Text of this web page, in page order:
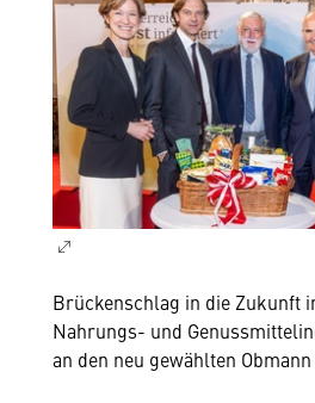
Brückenschlag in die Zukunft
Nahrungs- und
an den neu gewählten